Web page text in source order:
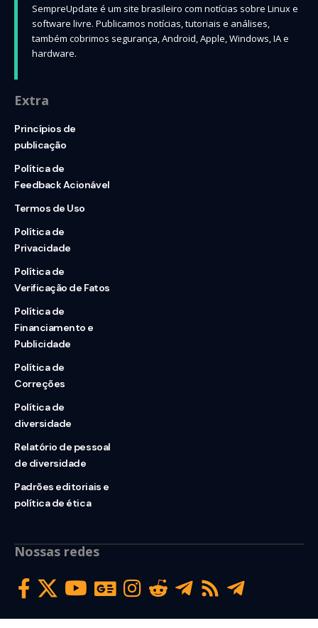
SempreUpdate é um site brasileiro com notícias sobre Linux e
software livre. Publicamos notícias, tutoriais e análises,
também cobrimos segurança, Android, Apple, Windows, IA e
hardware.
Extra
Princípios de
publicação
Política de
Feedback Acionável
Termos de Uso
Política de
Privacidade
Política de
Verificação de Fatos
Política de
Financiamento e
Publicidade
Política de
Correções
Política de
diversidade
Relatório de pessoal
de diversidade
Padrões editoriais e
política de ética
Nossas redes